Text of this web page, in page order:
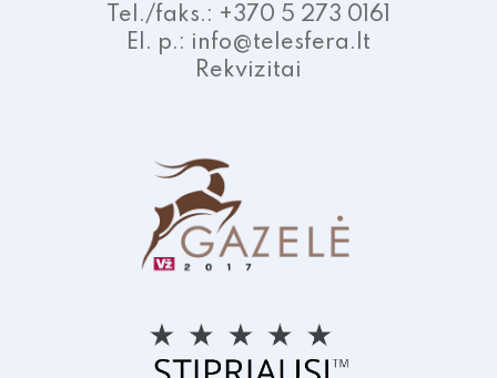
Tel./faks.: +370 5 273 0161
El. p.: info@telesfera.lt
Rekvizitai